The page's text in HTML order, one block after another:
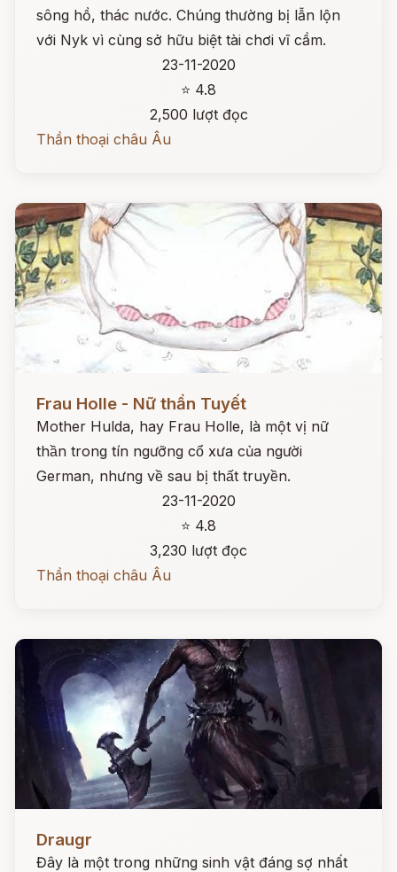
sông hồ, thác nước. Chúng thường bị lẫn lộn
với Nyk vì cùng sở hữu biệt tài chơi vĩ cầm.
23-11-2020
⭐ 4.8
2,500 lượt đọc
Thần thoại châu Âu
Frau Holle - Nữ thần Tuyết
Mother Hulda, hay Frau Holle, là một vị nữ
thần trong tín ngưỡng cổ xưa của người
German, nhưng về sau bị thất truyền.
23-11-2020
⭐ 4.8
3,230 lượt đọc
Thần thoại châu Âu
Draugr
Đây là một trong những sinh vật đáng sợ nhất